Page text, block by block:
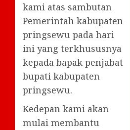
kami atas sambutan
Pemerintah kabupaten
pringsewu pada hari
ini yang terkhususnya
kepada bapak penjabat
bupati kabupaten
pringsewu.
Kedepan kami akan
mulai membantu